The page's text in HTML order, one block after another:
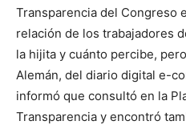
Transparencia del Congreso
relación de los trabajadores
la hijita y cuánto percibe,
Alemán, del diario digital e-
informó que consultó en la
Transparencia y encontró